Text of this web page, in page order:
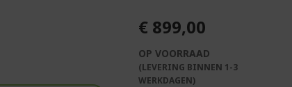
€ 899,00
OP VOORRAAD
(LEVERING BINNEN 1-3
WERKDAGEN)